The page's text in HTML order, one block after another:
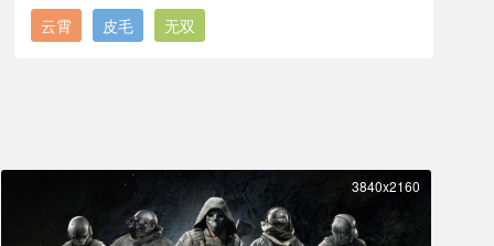
云霄
皮毛 无双
3840x2160